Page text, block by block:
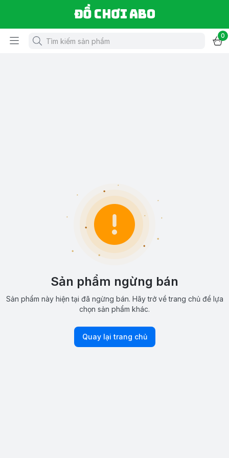
Đồ chơi ABO
0
Sản phẩm ngừng bán
Sản phẩm này hiện tại đã ngừng bán. Hãy trở về trang chủ để lựa
chọn sản phẩm khác.
Quay lại trang chủ